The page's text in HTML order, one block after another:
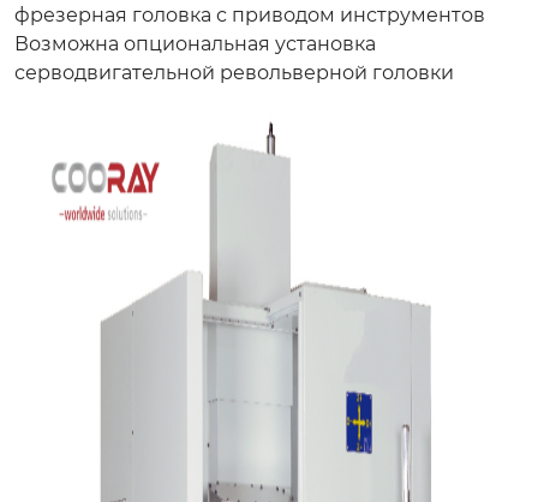
фрезерная головка с приводом инструментов
Возможна опциональная установка
серводвигательной револьверной головки